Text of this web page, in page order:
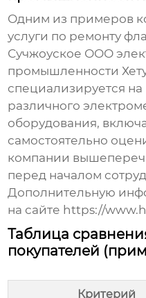
Одним из примеров
услуги по ремонту
Сучжоуское ООО
промышленности
специализируется
различного
оборудования,
самостоятельно
компании
перед началом
Дополнительную
на сайте https://
Таблица
покупателей
Критерий